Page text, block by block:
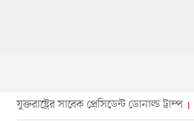
যুক্তরাষ্ট্রের সাবেক প্রেসিডেন্ট ডোনাল্ড ট্রাম্প